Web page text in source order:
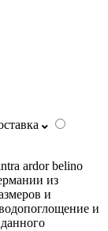
ardor belino
из
и
и